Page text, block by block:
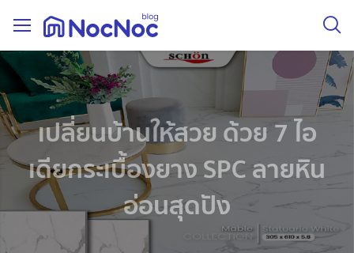
เปลี่ยนบ้านให้สวย ด้วย 7 ไอ
เดียกระเบื้องยาง SPC ลายหิน
อ่อนสุดปัง